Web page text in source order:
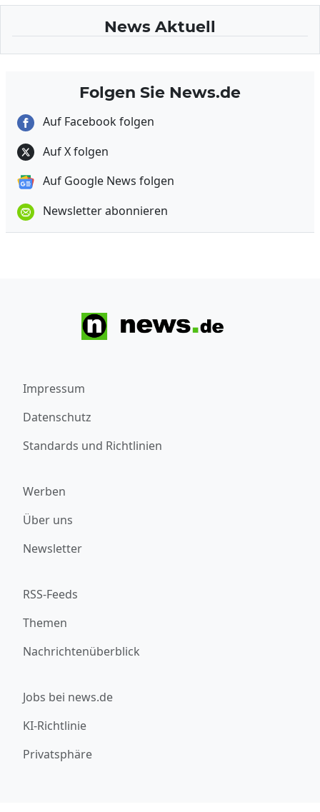
News Aktuell
Folgen Sie News.de
Auf Facebook folgen
Auf X folgen
Auf Google News folgen
Newsletter abonnieren
Impressum
Datenschutz
Standards und Richtlinien
Werben
Über uns
Newsletter
RSS-Feeds
Themen
Nachrichtenüberblick
Jobs bei news.de
KI-Richtlinie
Privatsphäre